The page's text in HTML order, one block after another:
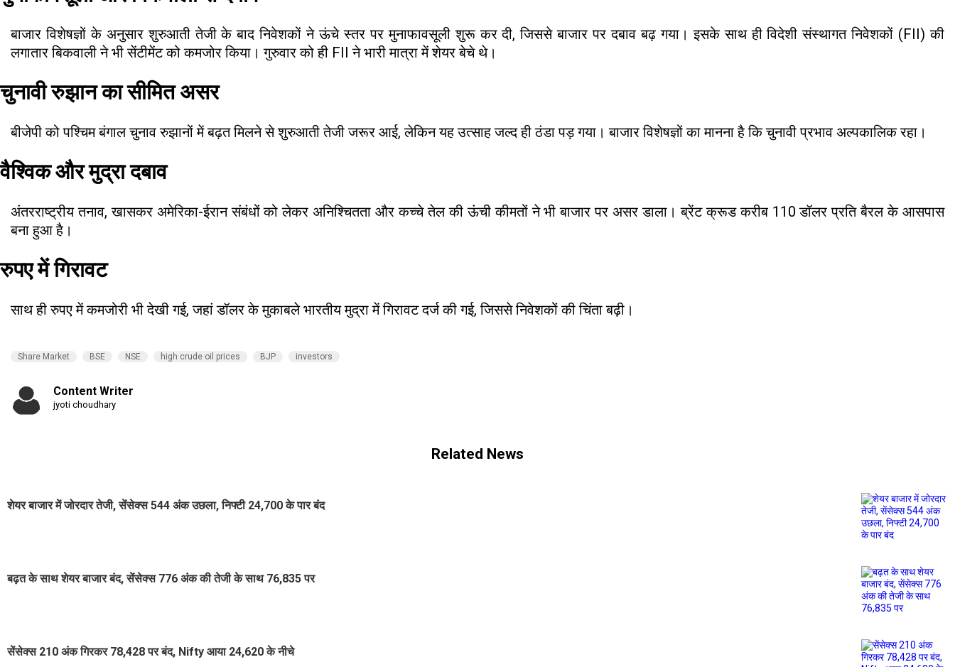
बाजार विशेषज्ञों के अनुसार शुरुआती तेजी के बाद निवेशकों ने ऊंचे स्तर पर मुनाफावसूली शुरू कर दी, जिससे बाजार पर दबाव बढ़ गया। इसके साथ ही विदेशी संस्थागत निवेशकों (FII) की
लगातार बिकवाली ने भी सेंटीमेंट को कमजोर किया। गुरुवार को ही FII ने भारी मात्रा में शेयर बेचे थे।
चुनावी रुझान का सीमित असर
बीजेपी को पश्चिम बंगाल चुनाव रुझानों में बढ़त मिलने से शुरुआती तेजी जरूर आई, लेकिन यह उत्साह जल्द ही ठंडा पड़ गया। बाजार विशेषज्ञों का मानना है कि चुनावी प्रभाव अल्पकालिक रहा।
वैश्विक और मुद्रा दबाव
अंतरराष्ट्रीय तनाव, खासकर अमेरिका-ईरान संबंधों को लेकर अनिश्चितता और कच्चे तेल की ऊंची कीमतों ने भी बाजार पर असर डाला। ब्रेंट क्रूड करीब 110 डॉलर प्रति बैरल के आसपास
बना हुआ है।
रुपए में गिरावट
साथ ही रुपए में कमजोरी भी देखी गई, जहां डॉलर के मुकाबले भारतीय मुद्रा में गिरावट दर्ज की गई, जिससे निवेशकों की चिंता बढ़ी।
Share Market BSE NSE high crude oil prices BJP investors
Content Writer
jyoti choudhary
Related News
शेयर बाजार में जोरदार तेजी, सेंसेक्स 544 अंक उछला, निफ्टी 24,700 के पार बंद
बढ़त के साथ शेयर बाजार बंद, सेंसेक्स 776 अंक की तेजी के साथ 76,835 पर
सेंसेक्स 210 अंक गिरकर 78,428 पर बंद, Nifty आया 24,620 के नीचे